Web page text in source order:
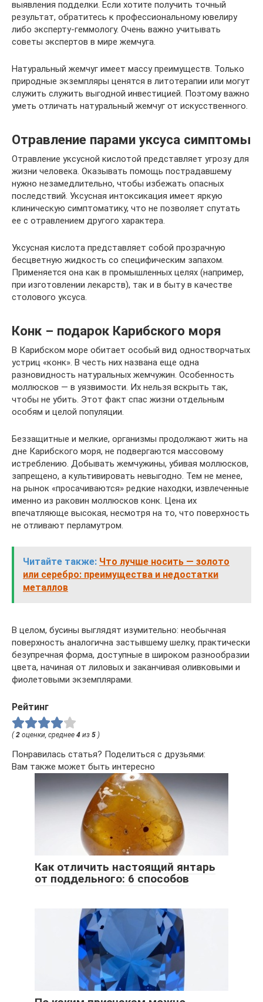
выявления подделки. Если хотите получить точный
результат, обратитесь к профессиональному ювелиру
либо эксперту-геммологу. Очень важно учитывать
советы экспертов в мире жемчуга.
Натуральный жемчуг имеет массу преимуществ. Только
природные экземпляры ценятся в литотерапии или могут
служить служить выгодной инвестицией. Поэтому важно
уметь отличать натуральный жемчуг от искусственного.
Отравление парами уксуса симптомы
Отравление уксусной кислотой представляет угрозу для
жизни человека. Оказывать помощь пострадавшему
нужно незамедлительно, чтобы избежать опасных
последствий. Уксусная интоксикация имеет яркую
клиническую симптоматику, что не позволяет спутать
ее с отравлением другого характера.
Уксусная кислота представляет собой прозрачную
бесцветную жидкость со специфическим запахом.
Применяется она как в промышленных целях (например,
при изготовлении лекарств), так и в быту в качестве
столового уксуса.
Конк – подарок Карибского моря
В Карибском море обитает особый вид одностворчатых
устриц «конк». В честь них названа еще одна
разновидность натуральных жемчужин. Особенность
моллюсков — в уязвимости. Их нельзя вскрыть так,
чтобы не убить. Этот факт спас жизни отдельным
особям и целой популяции.
Беззащитные и мелкие, организмы продолжают жить на
дне Карибского моря, не подвергаются массовому
истреблению. Добывать жемчужины, убивая моллюсков,
запрещено, а культивировать невыгодно. Тем не менее,
на рынок «просачиваются» редкие находки, извлеченные
именно из раковин моллюсков конк. Цена их
впечатляюще высокая, несмотря на то, что поверхность
не отливают перламутром.
Читайте также: Что лучше носить — золото
или серебро: преимущества и недостатки
металлов
В целом, бусины выглядят изумительно: необычная
поверхность аналогична застывшему шелку, практически
безупречная форма, доступные в широком разнообразии
цвета, начиная от лиловых и заканчивая оливковыми и
фиолетовыми экземплярами.
Рейтинг
( 2 оценки, среднее 4 из 5 )
Понравилась статья? Поделиться с друзьями:
Вам также может быть интересно
Как отличить настоящий янтарь
от поддельного: 6 способов